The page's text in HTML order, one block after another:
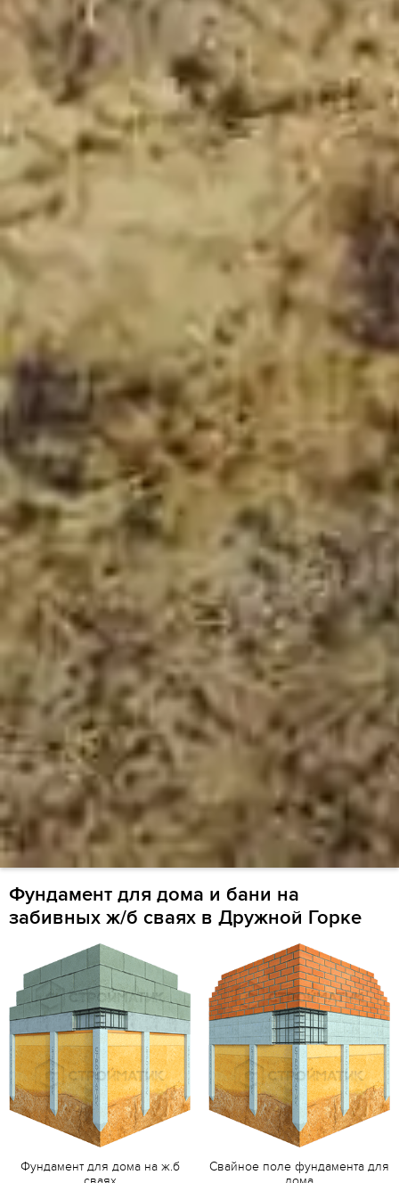
Фундамент для дома и бани на
забивных ж/б сваях в Дружной Горке
Фундамент для дома на ж.б
Свайное поле фундамента для